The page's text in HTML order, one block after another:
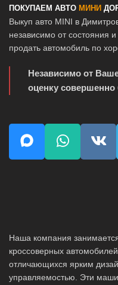
ПОКУПАЕМ АВТО МИНИ
Выкуп авто MINI в
независимо от состояния
продать автомобиль по
Независимо от
оценку совершенно
Наша компания
кроссоверных
отличающихся ярким
управляемостью. Эти